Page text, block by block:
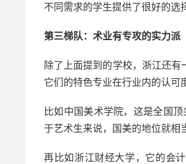
不同需求的学生提供了很好的选
第三梯队：术业有专攻的实力派
除了上面提到的学校，浙江还
它们的特色专业在行业内的认可
比如中国美术学院，这是全国
于艺术生来说，国美的地位就相
再比如浙江财经大学，它的会